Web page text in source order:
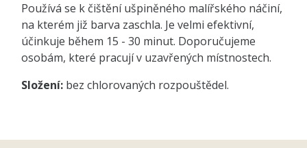
Používá se k čištění ušpiněného malířského náčiní,
na kterém již barva zaschla. Je velmi efektivní,
účinkuje během 15 - 30 minut. Doporučujeme
osobám, které pracují v uzavřených místnostech.
Složení: bez chlorovaných rozpouštědel.